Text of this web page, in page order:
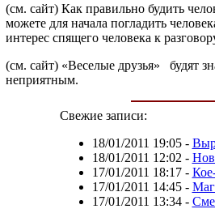
(см. сайт) Как правильно будить
можете для начала погладить
интерес спящего человека к
(см. сайт) «Веселые друзья» будят
неприятным.
Свежие записи:
18/01/2011 19:05-
18/01/2011 12:02 -
17/01/2011 18:17-
17/01/2011 14:45-
17/01/2011 13:34-